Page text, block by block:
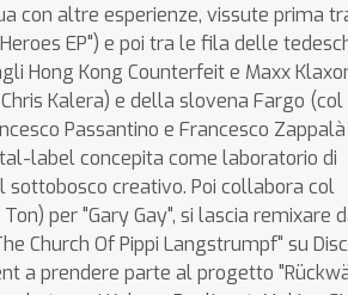
con altre esperienze, vissute prima
EP") e poi tra le fila delle
Hong Kong Counterfeit e Maxx
Kalera) e della slovena Fargo (col
Passantino e Francesco Zappalà
label concepita come laboratorio di
creativo. Poi collabora col
per "Gary Gay", si lascia remixare
Church Of Pippi Langstrumpf" su
a prendere parte al progetto